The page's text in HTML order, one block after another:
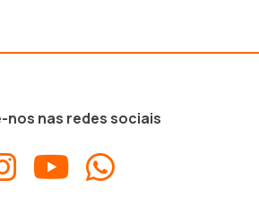
nos nas redes sociais